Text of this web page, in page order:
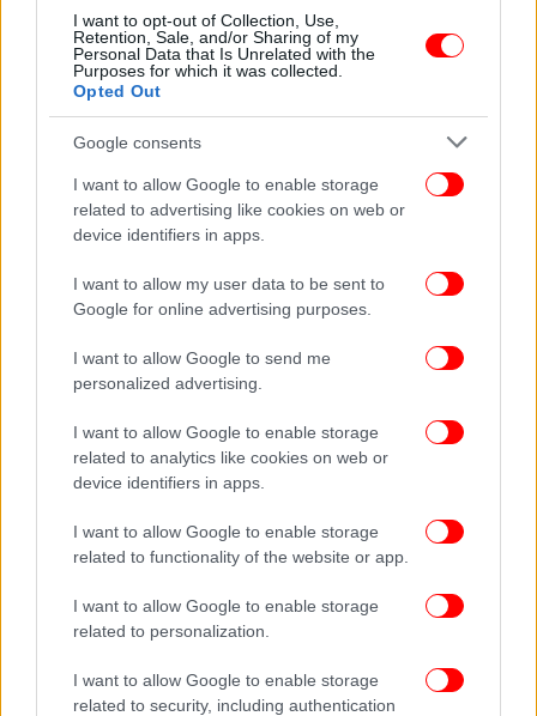
I want to opt-out of Collection, Use,
Retention, Sale, and/or Sharing of my
Personal Data that Is Unrelated with the
Purposes for which it was collected.
Opted Out
Google consents
I want to allow Google to enable storage
related to advertising like cookies on web or
device identifiers in apps.
I want to allow my user data to be sent to
Google for online advertising purposes.
I want to allow Google to send me
personalized advertising.
I want to allow Google to enable storage
related to analytics like cookies on web or
device identifiers in apps.
I want to allow Google to enable storage
related to functionality of the website or app.
I want to allow Google to enable storage
related to personalization.
I want to allow Google to enable storage
related to security, including authentication
ΚΟΣΜΟΣ 12/05/2026 01:23
Αποκάλυψη WSJ: Τα ΗΑΕ έχουν πραγματοποιήσει
μυστικές επιθέσεις εναντίον του Ιράν
ΚΟΣΜΟΣ 28/04/2026 16:07
Τα Ηνωμένα Αραβικά Εμιράτα αποχωρούν από
τον ΟΠΕΚ -Νίκη για τον Τραμπ